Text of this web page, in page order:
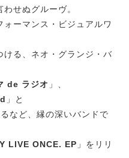
せぬグルーヴ。
ーマンス・ビジュアルワ
ける、ネオ・グランジ・バ
de ラジオ 」、
」と
など、縁の深いバンドで
LIVE ONCE. EP 」をリリ